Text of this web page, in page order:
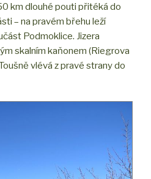
km dlouhé pouti přitéká do
– na pravém břehu leží
Podmoklice. Jizera
skalním kaňonem (Riegrova
vlévá z pravé strany do